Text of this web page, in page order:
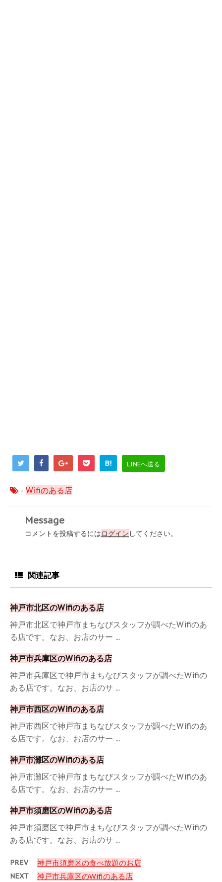
B! LINEへ送る
- Wifiのある店
Message
コメントを投稿するにはログイン してください。
関連記事
神戸市北区のWifiのある店
神戸市北区で神戸市まちなびスタッフが調べたWifiのあ
る店です。なお、お店のサー ...
神戸市兵庫区のWifiのある店
神戸市兵庫区で神戸市まちなびスタッフが調べたWifiの
ある店です。なお、お店のサ ...
神戸市西区のWifiのある店
神戸市西区で神戸市まちなびスタッフが調べたWifiのあ
る店です。なお、お店のサー ...
神戸市灘区のWifiのある店
神戸市灘区で神戸市まちなびスタッフが調べたWifiのあ
る店です。なお、お店のサー ...
神戸市須磨区のWifiのある店
神戸市須磨区で神戸市まちなびスタッフが調べたWifiの
ある店です。なお、お店のサ ...
PREV 神戸市須磨区の食べ放題のお店
NEXT 神戸市兵庫区のWifiのある店